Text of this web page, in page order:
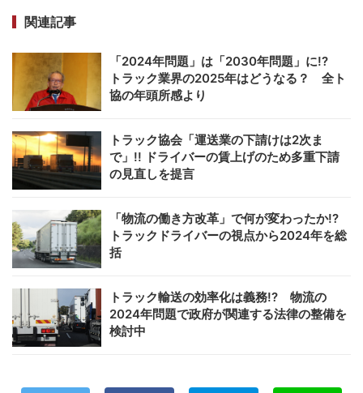
関連記事
「2024年問題」は「2030年問題」に!?
トラック業界の2025年はどうなる？ 全ト
協の年頭所感より
トラック協会「運送業の下請けは2次ま
で」!! ドライバーの賃上げのため多重下請
の見直しを提言
「物流の働き方改革」で何が変わったか!?
トラックドライバーの視点から2024年を総
括
トラック輸送の効率化は義務!? 物流の
2024年問題で政府が関連する法律の整備を
検討中